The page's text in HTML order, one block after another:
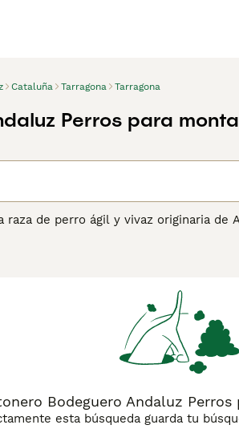
Cataluña Tarragona Tarragona
Perros para monta
raza de perro ágil y vivaz originaria de
un carácter enérgico y juguetón,
estimulación.
Bodeguero Andaluz Perros
esta búsqueda guarda tu